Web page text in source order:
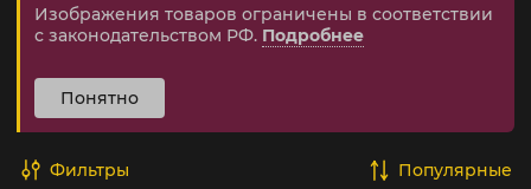
Изображения товаров ограничены в соответствии
с законодательством РФ. Подробнее
Понятно
Фильтры популярные